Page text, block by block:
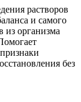
растворов
и самого
из организма
без